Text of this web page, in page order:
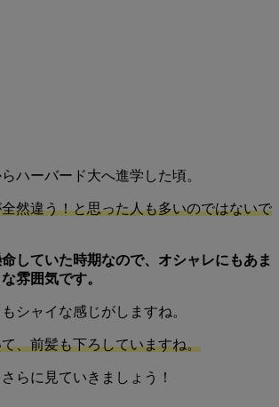
ハーバード大へ進学した頃。
然違う！と思った人も多いのではないで
していた時期なので、オシャレにもあま
雰囲気です。
シャイな感じがしますね。
、前髪も下ろしていますね。
らに見ていきましょう！